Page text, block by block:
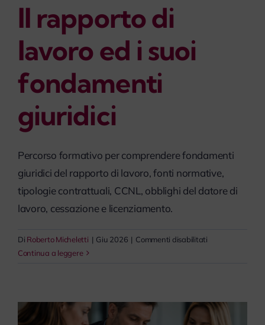
Il rapporto di
lavoro ed i suoi
fondamenti
giuridici
Percorso formativo per comprendere fondamenti
giuridici del rapporto di lavoro, fonti normative,
tipologie contrattuali, CCNL, obblighi del datore di
lavoro, cessazione e licenziamento.
Di Roberto Micheletti | Giu 2026 | Commenti disabilitatisu
ed
Continua a leggere